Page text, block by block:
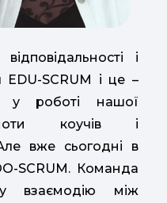
і
EDU-SCRUM і це –
у роботі нашої
коучів і
Але вже сьогодні в
SCRUM. Команда
взаємодію між